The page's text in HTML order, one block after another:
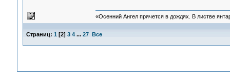
«Осенний Ангел прячется в дождях. В листве
Страниц: 1 [2] 3 4 ... 27 Все